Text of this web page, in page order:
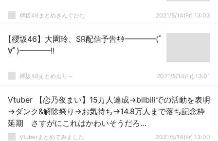
欅坂46まとめきんぐだむ 2021/5/14(Fr) 13:03
【櫻坂46】大園玲、SR配信予告ｷﾀ━━━━(ﾟ
∀ﾟ)━━━━!!
欅坂46まとめもり～ 2021/5/14(Fr) 13:01
Vtuber 【恋乃夜まい】15万人達成→bilbiliでの活動を表明
→ダンク&解除祭り→お気持ち→14.8万人まで落ち記念枠
延期 さすがにこれはかわいそうだろ…
Vtuberまとめてみました 2021/5/14(Fr) 13:00